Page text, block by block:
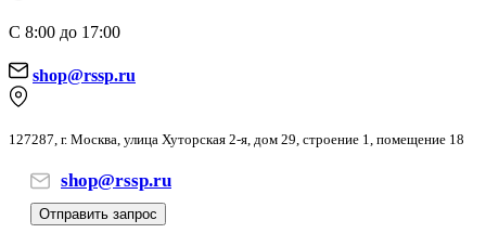
С 8:00 до 17:00
shop@rssp.ru
127287, г. Москва, улица Хуторская 2-я, дом 29, строение 1, помещение 18
shop@rssp.ru
Отправить запрос